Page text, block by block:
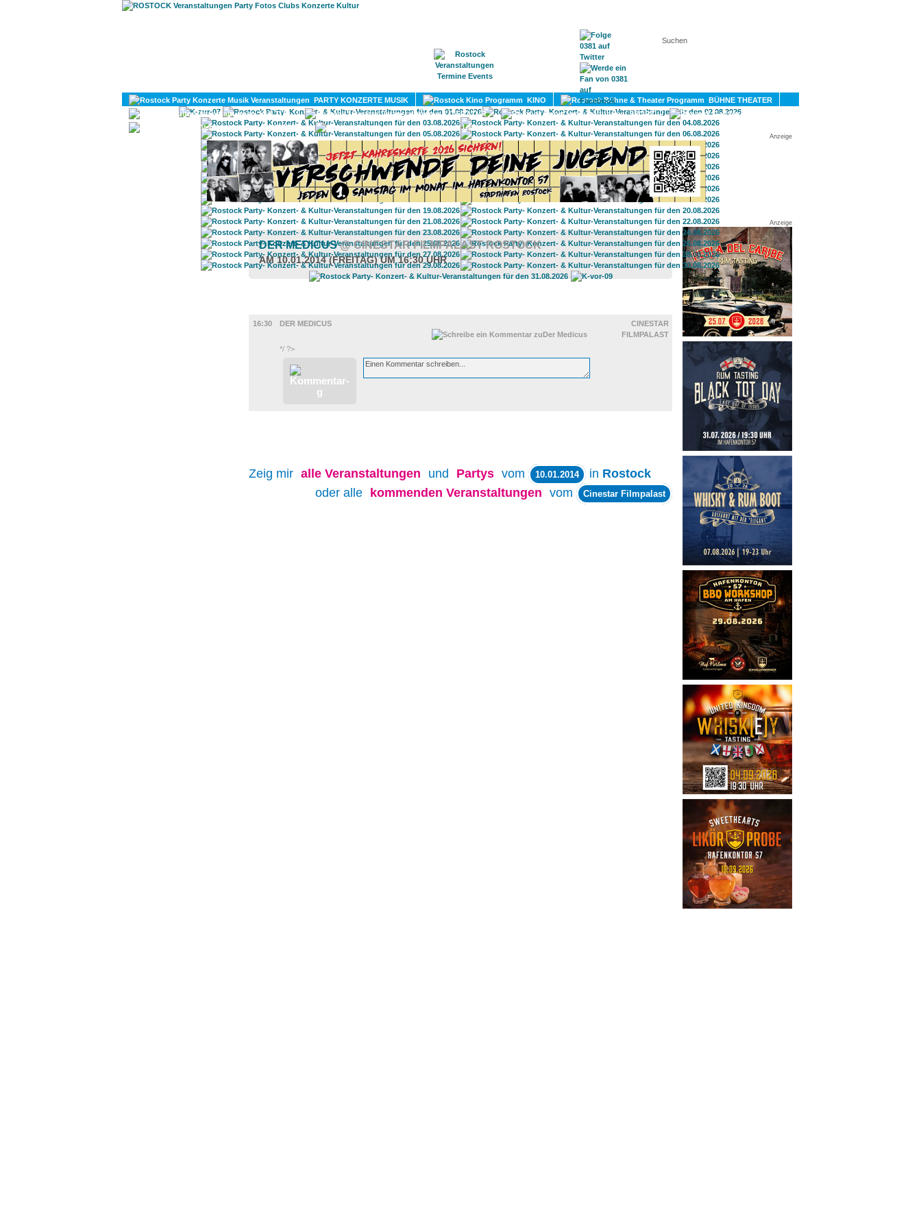
KONTAKT
PARTY KONZERTE MUSIK KINO
BÜHNE THEATER
KULTUR
LITERATUR SPORT
DIVERSES
UMLAND
Anzeige
Anzeige
DER MEDICUS@ CINESTAR FILMPALAST ROSTOCK
AM 10.01.2014 (FREITAG) UM 16:30 UHR
16:30
DER MEDICUS
CINESTAR
FILMPALAST
*/ ?>
Zeig mir alle Veranstaltungen und Partys vom 10.01.2014 in Rostock
oder alle
kommenden Veranstaltungen vom Cinestar Filmpalast